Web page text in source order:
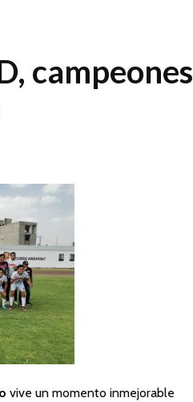
campeones
vive un momento inmejorable